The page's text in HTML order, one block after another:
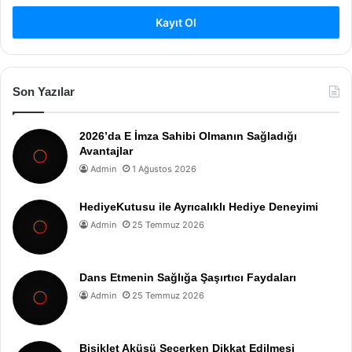
Kayıt Ol
Son Yazılar
2026’da E İmza Sahibi Olmanın Sağladığı
Avantajlar
Admin 1 Ağustos 2026
HediyeKutusu ile Ayrıcalıklı Hediye Deneyimi
Admin 25 Temmuz 2026
Dans Etmenin Sağlığa Şaşırtıcı Faydaları
Admin 25 Temmuz 2026
Bisiklet Aküsü Seçerken Dikkat Edilmesi